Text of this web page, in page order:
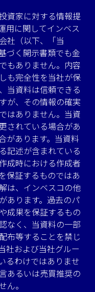
資家に対する情報提
用に関してインベス
社（以下、「当
づく開示書類でも金
もありません。内容
も完全性を当社が保
当資料は信頼できる
が、その情報の確実
はありません。当資
されている場合があ
があります。当資料
記述が含まれている
成時における作成者
保証するものではあ
は、インベスコの他
あります。過去のパ
成果を保証するもの
なく、当資料の一部
布等することを禁じ
社および当社グルー
るわけではありませ
あるいは売買推奨の
ん。